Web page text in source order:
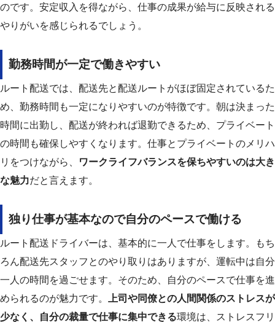
のです。 安定収入を得ながら、仕事の成果が給与に反映される
やりがいを感じられるでしょう。
勤務時間が一定で働きやすい
ルート配送では、配送先と配送ルートがほぼ固定されているた
め、勤務時間も一定になりやすいのが特徴です。 朝は決まった
時間に出勤し、配送が終われば退勤できるため、プライベート
の時間も確保しやすくなります。 仕事とプライベートのメリハ
リをつけながら、
ワークライフバランスを保ちやすいのは大き
な魅力だと言えます。
独り仕事が基本なので自分のペースで働ける
ルート配送ドライバーは、基本的に一人で仕事をします。
もち
ろん配送先スタッフとのやり取りはありますが、運転中は自分
一人の時間を過ごせます。 そのため、自分のペースで仕事を進
められるのが魅力です。
上司や同僚との人間関係のストレスが
少なく、自分の裁量で仕事に集中できる環境は、ストレスフリ